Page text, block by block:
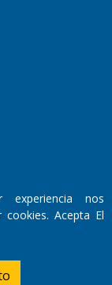
nos
Acepta El